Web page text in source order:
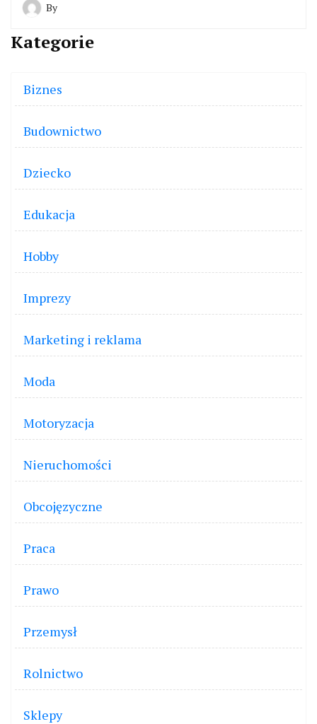
By
Kategorie
Biznes
Budownictwo
Dziecko
Edukacja
Hobby
Imprezy
Marketing i reklama
Moda
Motoryzacja
Nieruchomości
Obcojęzyczne
Praca
Prawo
Przemysł
Rolnictwo
Sklepy